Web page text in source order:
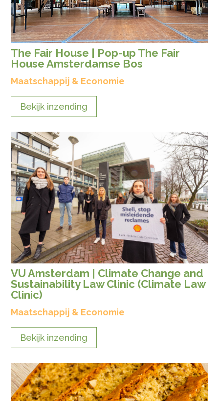
The Fair House | Pop-up The Fair
House Amsterdamse Bos
Maatschappij & Economie
Bekijk inzending
VU Amsterdam | Climate Change and
Sustainability Law Clinic (Climate Law
Clinic)
Maatschappij & Economie
Bekijk inzending